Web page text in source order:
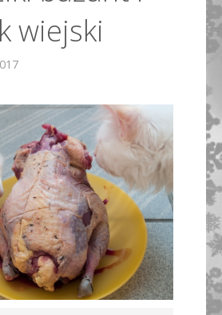
wiejski